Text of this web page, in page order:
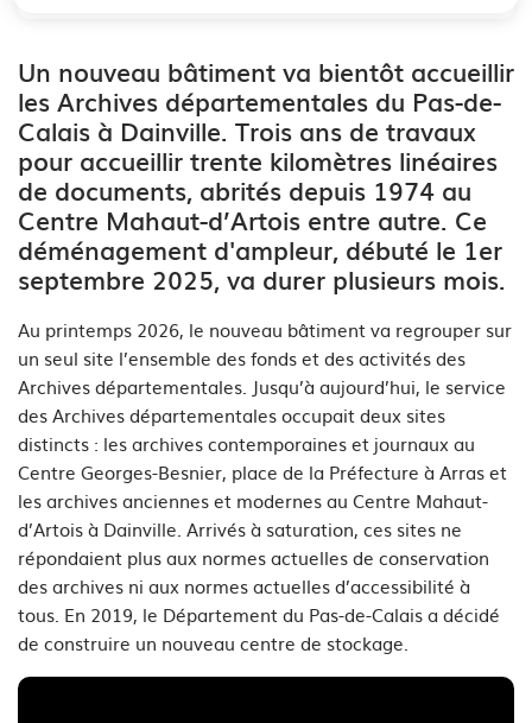
Un nouveau bâtiment va bientôt accueillir
les Archives départementales du Pas-de-
Calais à Dainville. Trois ans de travaux
pour accueillir trente kilomètres linéaires
de documents, abrités depuis 1974 au
Centre Mahaut-d’Artois entre autre. Ce
déménagement d'ampleur, débuté le 1er
septembre 2025, va durer plusieurs mois.
Au printemps 2026, le nouveau bâtiment va regrouper sur
un seul site l’ensemble des fonds et des activités des
Archives départementales. Jusqu’à aujourd’hui, le service
des Archives départementales occupait deux sites
distincts : les archives contemporaines et journaux au
Centre Georges-Besnier, place de la Préfecture à Arras et
les archives anciennes et modernes au Centre Mahaut-
d’Artois à Dainville. Arrivés à saturation, ces sites ne
répondaient plus aux normes actuelles de conservation
des archives ni aux normes actuelles d’accessibilité à
tous. En 2019, le Département du Pas-de-Calais a décidé
de construire un nouveau centre de stockage.